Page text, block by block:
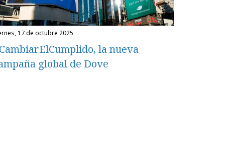
17 de octubre 2025
la nueva
global de Dove